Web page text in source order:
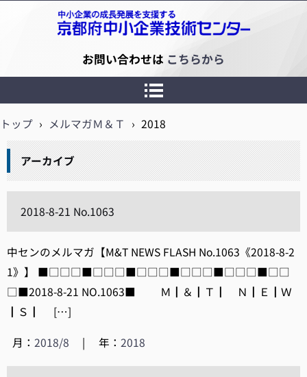
京都府中小企業技術センター
お問い合わせは こちらから
トップ › メルマガＭ＆Ｔ › 2018
アーカイブ
2018-8-21 No.1063
中センのメルマガ【M&T NEWS FLASH No.1063《2018-8-2
1》】 ■□□□■□□□■□□□■□□□■□□□■□□
□■2018-8-21 NO.1063■ Ｍ┃＆┃Ｔ┃ Ｎ┃Ｅ┃Ｗ
┃Ｓ┃ […]
月： 2018/8 | 年：2018